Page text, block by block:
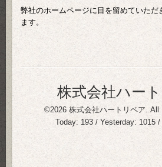
弊社のホームページに目を留めていただ
ます。
株式会社ハー
©2026 株式会社ハートリペア. All
Today: 193 / Yesterday: 1015 /